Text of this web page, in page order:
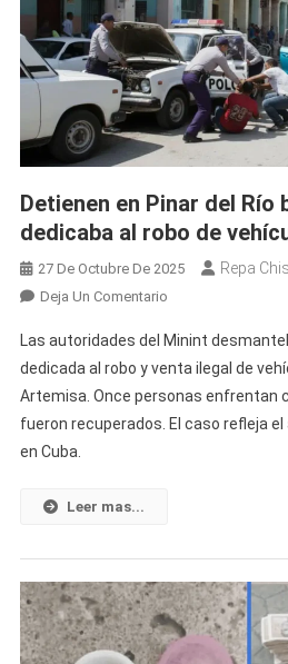
Detienen en Pinar del Río
dedicaba al robo de
27 De Octubre De 2025 Repa
Deja Un ComentarioEn
En
Pinar
Del
Río
De
Vehículos
Las autoridades del Minint
dedicada al robo y venta ilegal de
Artemisa. Once personas enfrentan
fueron recuperados. El caso refleja
en Cuba.
Leer mas...